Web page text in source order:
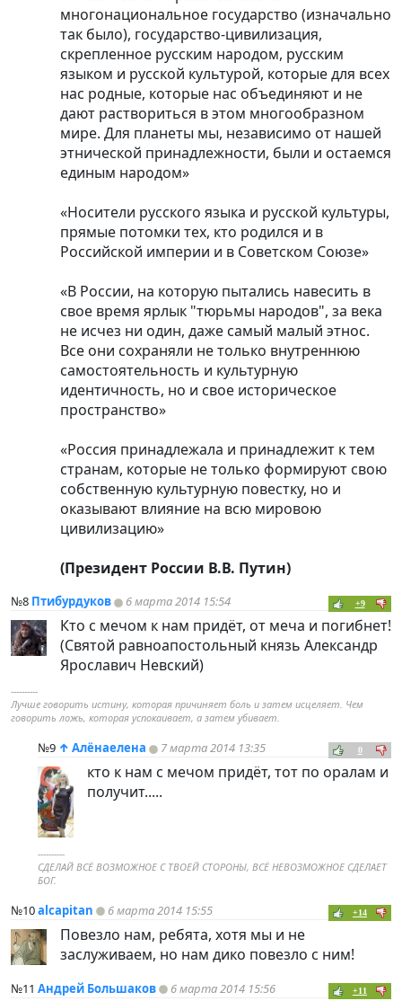
многонациональное государство (изначально
так было), государство-цивилизация,
скрепленное русским народом, русским
языком и русской культурой, которые для всех
нас родные, которые нас объединяют и не
дают раствориться в этом многообразном
мире. Для планеты мы, независимо от нашей
этнической принадлежности, были и остаемся
единым народом»
«Носители русского языка и русской культуры,
прямые потомки тех, кто родился и в
Российской империи и в Советском Союзе»
«В России, на которую пытались навесить в
свое время ярлык "тюрьмы народов", за века
не исчез ни один, даже самый малый этнос.
Все они сохраняли не только внутреннюю
самостоятельность и культурную
идентичность, но и свое историческое
пространство»
«Россия принадлежала и принадлежит к тем
странам, которые не только формируют свою
собственную культурную повестку, но и
оказывают влияние на всю мировою
цивилизацию»
(Президент России В.В. Путин)
№8 Птибурдуков 6 марта 2014 15:54 +9
Кто с мечом к нам придёт, от меча и погибнет!
(Святой равноапостольный князь Александр
Ярославич Невский)
----------
Лучше говорить истину, которая причиняет боль и затем исцеляет. Чем
говорить ложь, которая успокаивает, а затем убивает.
№9 ↑ Алёнаелена 7 марта 2014 13:35 0
кто к нам с мечом придёт, тот по оралам и
получит.....
----------
СДЕЛАЙ ВСЁ ВОЗМОЖНОЕ С ТВОЕЙ СТОРОНЫ, ВСЁ НЕВОЗМОЖНОЕ СДЕЛАЕТ
БОГ.
№10alcapitan 6 марта 2014 15:55 +14
Повезло нам, ребята, хотя мы и не
заслуживаем, но нам дико повезло с ним!
№11 Андрей Большаков 6 марта 2014 15:56 +11